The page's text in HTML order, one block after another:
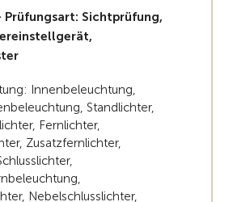
Prüfungsart: Sichtprüfung,
Innenbeleuchtung,
Standlichter,
Fernlichter,
Zusatzfernlichter,
Nebelschlusslichter,